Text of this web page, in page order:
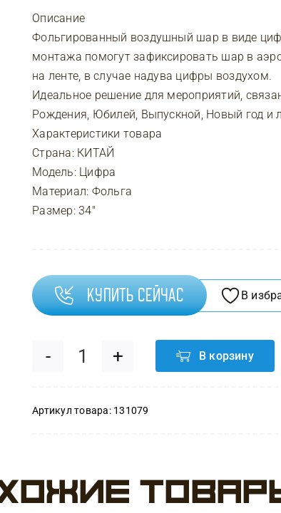
Описание
Фольгированный воздушный шар в виде
монтажа помогут зафиксировать шар в
на ленте, в случае надува цифры воздухом.
Идеальное решение для мероприятий,
Рождения, Юбилей, Выпускной, Новый год
Характеристики товара
Страна: КИТАЙ
Модель: Цифра
Материал: Фольга
Размер: 34″
Купить сейчас В
Количество
товара
9
В корзину
Артикул товара: 131079